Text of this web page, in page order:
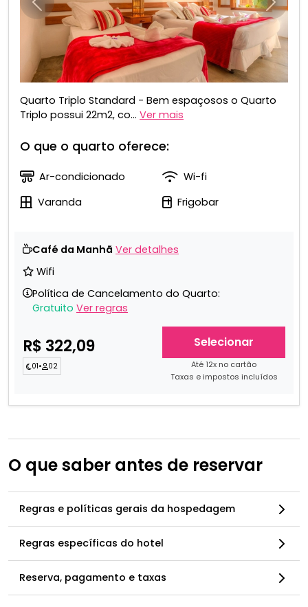
Anterior
Quarto Triplo Standard - Bem espaçosos o Quarto
Triplo possui 22m2, co... Ver mais
O que o quarto oferece:
Ar-condicionado
Wi-fi
Varanda
Frigobar
Café da Manhã Ver detalhes
Wifi
Política de Cancelamento do Quarto:
Gratuito Ver regras
R$ 322,09
01• 02
Selecionar
Até 12x no cartão
Taxas e impostos incluídos
O que saber antes de reservar
Regras e políticas gerais da hospedagem
Regras específicas do hotel
Reserva, pagamento e taxas